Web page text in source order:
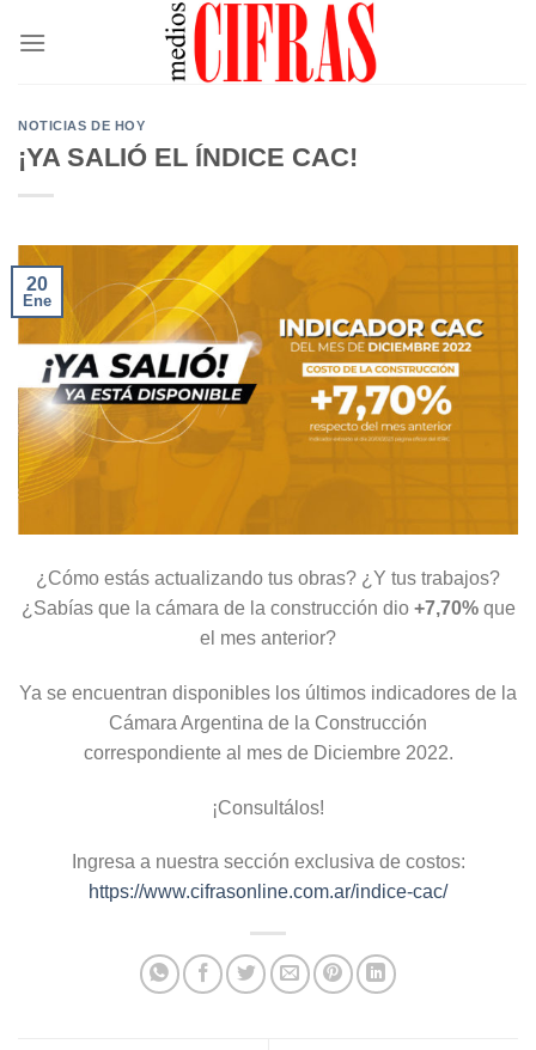
NOTICIAS DE HOY
¡YA SALIÓ EL ÍNDICE CAC!
20
Ene
¿Cómo estás actualizando tus obras? ¿Y tus trabajos?
¿Sabías que la cámara de la construcción dio +7,70%que
el mes anterior?
Ya se encuentran disponibles los últimos indicadores de la
Cámara Argentina de la Construcción
correspondiente al mes de Diciembre 2022.
¡Consultálos!
Ingresa a nuestra sección exclusiva de costos:
https://www.cifrasonline.com.ar/indice-cac/